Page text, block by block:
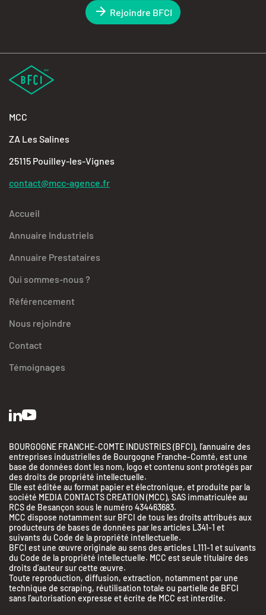
Rejoindre BFCI
MCC
ZA Les Salines
25115 Pouilley-les-Vignes
contact@mcc-agence.fr
Accueil
Annuaire Industriels
Annuaire Prestataires
Qui sommes-nous ?
Référencement
Nous rejoindre
Contact
Témoignages
BOURGOGNE FRANCHE-COMTE INDUSTRIES (BFCI), l’annuaire des
entreprises industrielles de Bourgogne Franche-Comté, est une
base de données dont les nom, logo et contenu sont protégés par
des droits de propriété intellectuelle.
Elle est éditée au format papier et électronique, et produite par la
société MEDIA CONTACTS CREATION (MCC), SAS immatriculée au
RCS de Besançon sous le numéro 434463683.
MCC dispose notamment sur BFCI de tous les droits attribués aux
producteurs de bases de données par les articles L341-1 et
suivants du Code de la propriété intellectuelle.
BFCI est une œuvre originale au sens des articles L111-1 et suivants
du Code de la propriété intellectuelle. MCC est seule titulaire des
droits d’auteur sur cette œuvre.
Toute reproduction, diffusion, extraction, notamment par une
technique de scraping, réutilisation totale ou partielle de BFCI
sans l’autorisation expresse et écrite de MCC est interdite.
BFC Industries
Utilise des Cookies